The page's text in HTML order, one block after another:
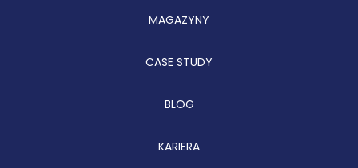
MAGAZYNY
CASE STUDY
BLOG
KARIERA